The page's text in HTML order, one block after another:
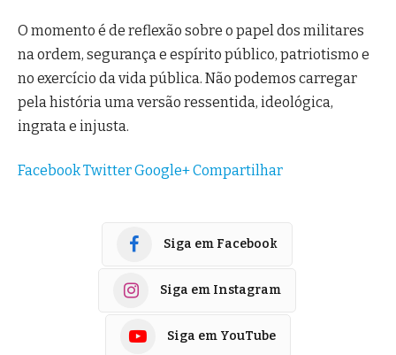
O momento é de reflexão sobre o papel dos militares
na ordem, segurança e espírito público, patriotismo e
no exercício da vida pública. Não podemos carregar
pela história uma versão ressentida, ideológica,
ingrata e injusta.
FacebookTwitterGoogle+Compartilhar
Siga em Facebook
Siga em Instagram
Siga em YouTube